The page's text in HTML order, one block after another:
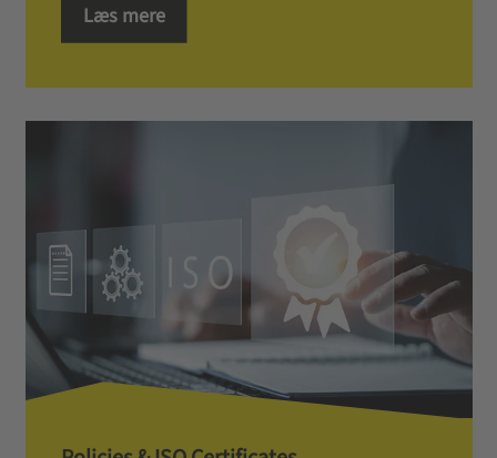
Læs mere